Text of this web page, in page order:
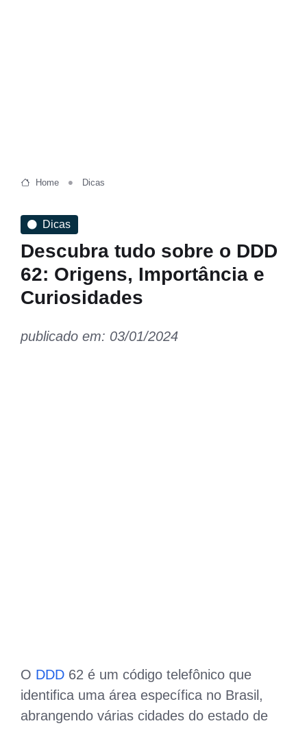
Home Dicas
Dicas
Descubra tudo sobre o DDD
62: Origens, Importância e
Curiosidades
publicado em: 03/01/2024
O DDD 62 é um código telefônico que
identifica uma área específica no Brasil,
abrangendo várias cidades do estado de